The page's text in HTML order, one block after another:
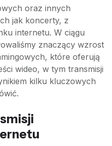
oraz innych
jak koncerty, z
internetu. W ciągu
znaczący wzrost
które oferują
wideo, w tym transmisji
kilku kluczowych